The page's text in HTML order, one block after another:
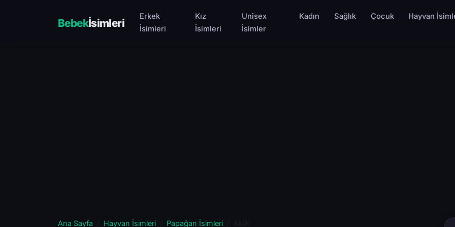
Bebekİsimleri
Erkek
İsimleri
Kız
İsimleri
Unisex
İsimler
Kadın Sağlık Çocuk Hayvan
Ana Sayfa Hayvan İsimleri Papağan İsimleri